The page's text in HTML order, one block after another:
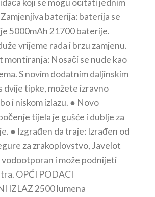
koji se mogu očitati jednim
baterija: baterija se
5000mAh 21700 baterije.
vrijeme rada i brzu zamjenu.
montiranja: Nosači se nude kao
S novim dodatnim daljinskim
dvije tipke, možete izravno
i niskom izlazu. ● Novo
tijela je gušće i dublje za
● Izgrađen da traje: Izrađen od
za zrakoplovstvo, Javelot
vodootporan i može podnijeti
OPĆI PODACI
IZLAZ 2500 lumena